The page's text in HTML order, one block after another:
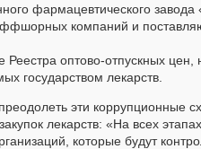
фармацевтического
компаний и
Реестра оптово-отпускных
государством лекарств.
эти коррупционные
лекарств: «На всех
которые будут